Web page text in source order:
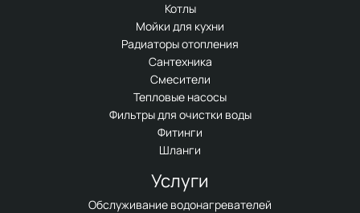
Котлы
Мойки для кухни
Радиаторы отопления
Сантехника
Смесители
Тепловые насосы
Фильтры для очистки воды
Фитинги
Шланги
Услуги
Обслуживание водонагревателей